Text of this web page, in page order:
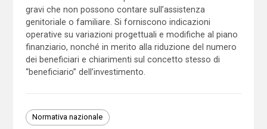
gravi che non possono contare sull’assistenza
genitoriale o familiare. Si forniscono indicazioni
operative su variazioni progettuali e modifiche al piano
finanziario, nonché in merito alla riduzione del numero
dei beneficiari e chiarimenti sul concetto stesso di
“beneficiario” dell’investimento.
Normativa nazionale